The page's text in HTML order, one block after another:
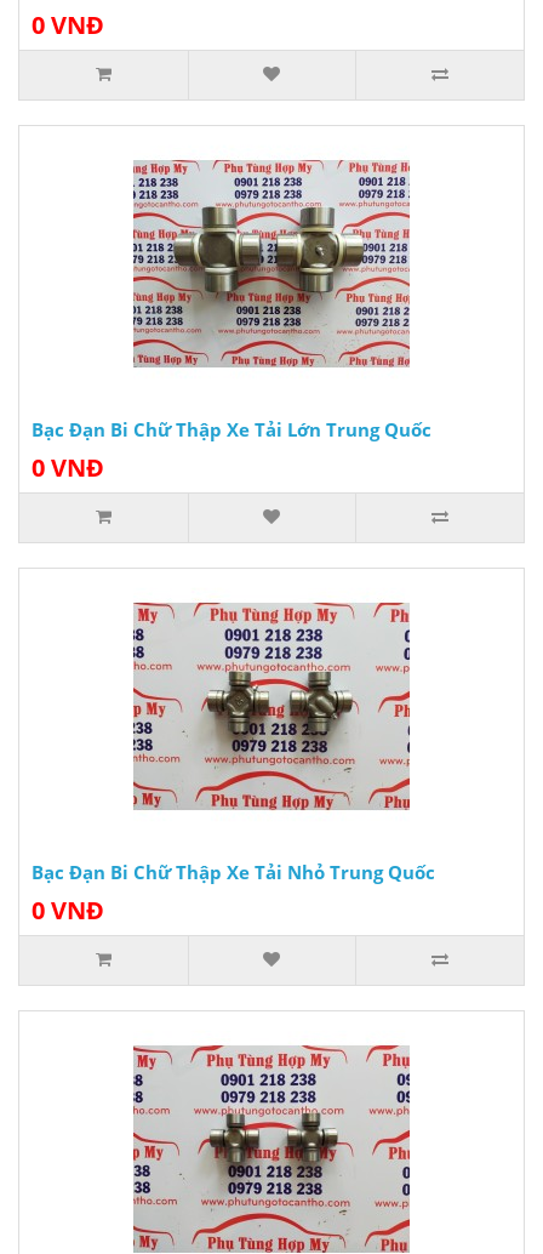
0 VNĐ
Bạc Đạn Bi Chữ Thập Xe Tải Lớn Trung Quốc
0 VNĐ
Bạc Đạn Bi Chữ Thập Xe Tải Nhỏ Trung Quốc
0 VNĐ